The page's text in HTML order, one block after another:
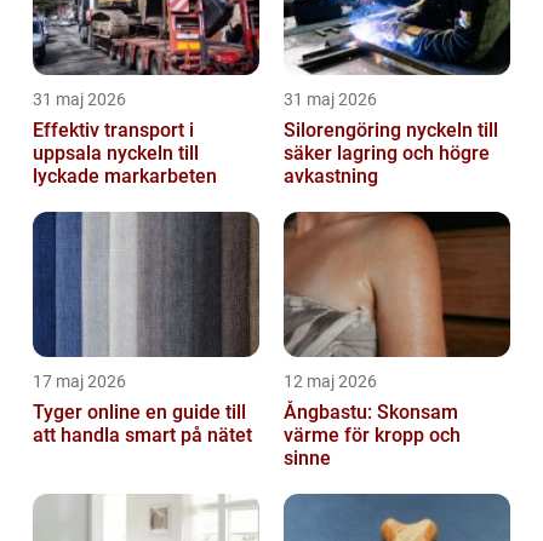
31 maj 2026
Effektiv transport i
uppsala nyckeln till
lyckade markarbeten
31 maj 2026
Silorengöring nyckeln till
säker lagring och högre
avkastning
17 maj 2026
Tyger online en guide till
att handla smart på nätet
12 maj 2026
Ångbastu: Skonsam
värme för kropp och
sinne